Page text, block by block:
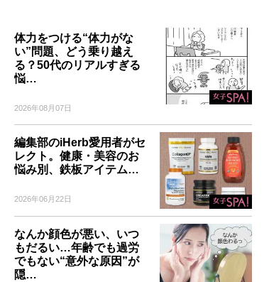
体力をつける“体力がな
い”問題、どう乗り越え
る？50代のリアルすぎる
悩…
2026年08月07日
編集部のiHerb愛用者がセ
レクト。健康・美容のお
悩み別、鉄板アイテム…
2026年06月22日
なんか顔色が悪い、いつ
もだるい…年齢でも過労
でもない“意外な原因”が
隠…